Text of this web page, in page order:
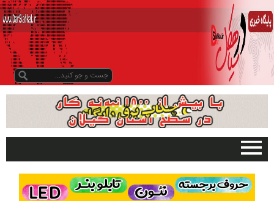
صفحه اصلی
تبلیغات در سایت